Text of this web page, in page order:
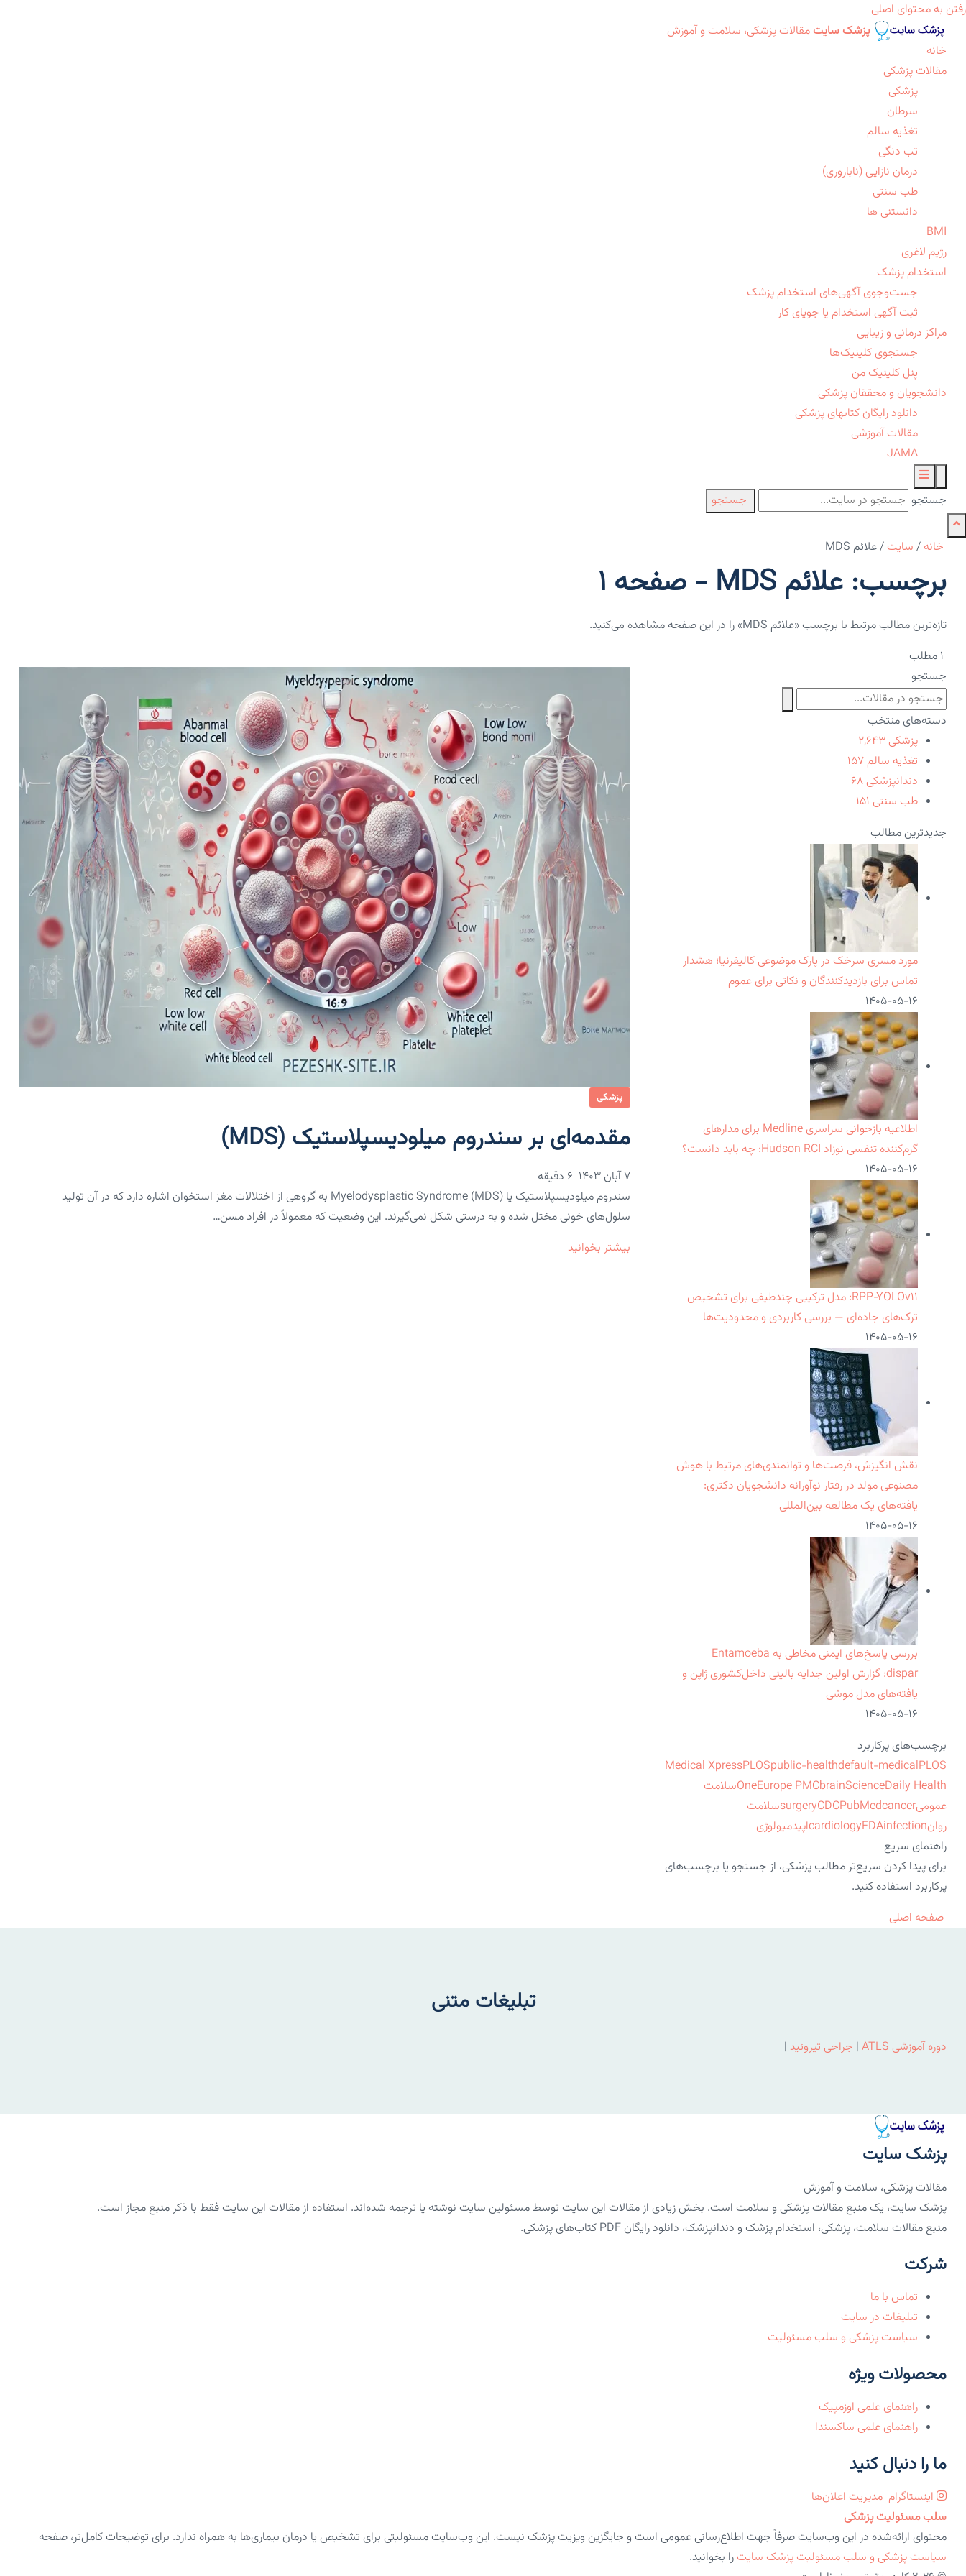
رفتن به محتوای اصلی
پزشک سایت مقالات پزشکی، سلامت و آموزش
خانه
مقالات پزشکی
پزشکی
سرطان
تغذیه سالم
تب دنگی
درمان نازایی (ناباروری)
طب سنتی
دانستنی ها
BMI
رژیم لاغری
استخدام پزشک
جست‌وجوی آگهی‌های استخدام پزشک
ثبت آگهی استخدام یا جویای کار
مراکز درمانی و زیبایی
جستجوی کلینیک‌ها
پنل کلینیک من
دانشجویان و محققان پزشکی
دانلود رایگان کتابهای پزشکی
مقالات آموزشی
JAMA
جستجو جستجو
خانه / سایت /علائم MDS
برچسب: علائم MDS - صفحه 1
تازه‌ترین مطالب مرتبط با برچسب «علائم MDS» را در این صفحه مشاهده می‌کنید.
۱ مطلب
پزشکی
مقدمه‌ای بر سندروم میلودیسپلاستیک (MDS)
۷ آبان ۱۴۰۳
سندروم میلودیسپلاستیک یا Myelodysplastic Syndrome (MDS) به گروهی از اختلالات مغز استخوان اشاره دارد که در آن تولید
سلول‌های خونی مختل شده و به درستی شکل نمی‌گیرند. این وضعیت که معمولاً در افراد مسن…
بیشتر بخوانید
جستجو
دسته‌های منتخب
پزشکی ۲,۶۴۳
تغذیه سالم ۱۵۷
دندانپزشکی ۶۸
طب سنتی ۱۵۱
جدیدترین مطالب
مورد مسری سرخک در پارک موضوعی کالیفرنیا؛ هشدار
تماس برای بازدیدکنندگان و نکاتی برای عموم
۱۴۰۵-۰۵-۱۶
اطلاعیه بازخوانی سراسری Medline برای مدارهای
گرم‌کننده تنفسی نوزاد Hudson RCI: چه باید دانست؟
۱۴۰۵-۰۵-۱۶
RPP‑YOLOv۱۱: مدل ترکیبی چندطیفی برای تشخیص
ترک‌های جاده‌ای — بررسی کاربردی و محدودیت‌ها
۱۴۰۵-۰۵-۱۶
نقش انگیزش، فرصت‌ها و توانمندی‌های مرتبط با هوش
مصنوعی مولد در رفتار نوآورانه دانشجویان دکتری:
یافته‌های یک مطالعه بین‌المللی
۱۴۰۵-۰۵-۱۶
بررسی پاسخ‌های ایمنی مخاطی به Entamoeba
dispar: گزارش اولین جدایه بالینی داخل‌کشوری ژاپن و
یافته‌های مدل موشی
۱۴۰۵-۰۵-۱۶
برچسب‌های پرکاربرد
Medical XpressPLOSpublic-healthdefault-medicalPLOS
OneEurope PMCbrainScienceDaily Health
سلامت
عمومی
surgeryCDCPubMedcancer
سلامت
روان
cardiologyFDAinfection
اپیدمیولوژی
راهنمای سریع
برای پیدا کردن سریع‌تر مطالب پزشکی، از جستجو یا برچسب‌های
پرکاربرد استفاده کنید.
صفحه اصلی
تبلیغات متنی
دوره آموزشی ATLS | جراحی تیروئید |
پزشک سایت
مقالات پزشکی، سلامت و آموزش
پزشک سایت، یک منبع مقالات پزشکی و سلامت است. بخش زیادی از مقالات این سایت توسط مسئولین سایت نوشته یا ترجمه شده‌اند. استفاده از مقالات این سایت فقط با ذکر منبع مجاز است.
منبع مقالات سلامت، پزشکی، استخدام پزشک و دندانپزشک، دانلود رایگان PDF کتاب‌های پزشکی.
شرکت
تماس با ما
تبلیغات در سایت
سیاست پزشکی و سلب مسئولیت
محصولات ویژه
راهنمای علمی اوزمپیک
راهنمای علمی ساکسندا
ما را دنبال کنید
اینستاگرام مدیریت اعلان‌ها
سلب مسئولیت پزشکی
محتوای ارائه‌شده در این وب‌سایت صرفاً جهت اطلاع‌رسانی عمومی است و جایگزین ویزیت پزشک نیست. این وب‌سایت مسئولیتی برای تشخیص یا درمان بیماری‌ها به همراه ندارد. برای توضیحات کامل‌تر، صفحه
سیاست پزشکی و سلب مسئولیت پزشک سایت را بخوانید.